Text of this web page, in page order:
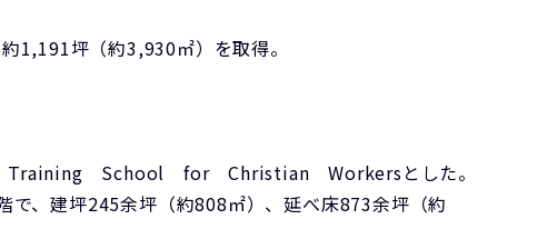
1,191坪（約3,930㎡）を取得。
Training School for Christian Workersとした。
で、建坪245余坪（約808㎡）、延べ床873余坪（約